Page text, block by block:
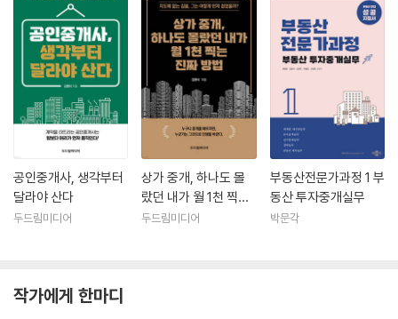
공인중개사, 생각부터
달라야 산다
두드림미디어
상가 중개, 하나도 몰
랐던 내가 월 1천 찍는
진짜 방법
두드림미디어
부동산전문가과정 1 부
동산 투자중개실무
박문각
작가에게 한마디